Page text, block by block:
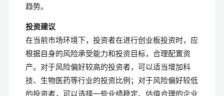
趋势。
投资建议
在当前市场环境下，投资者在进行创业板投资时，应
根据自身的风险承受能力和投资目标，合理配置资
产。对于风险偏好较高的投资者，可以适当增加科
技、生物医药等行业的投资比例；对于风险偏好较低
的投资者，可以选择一些业绩稳定、估值合理的企业